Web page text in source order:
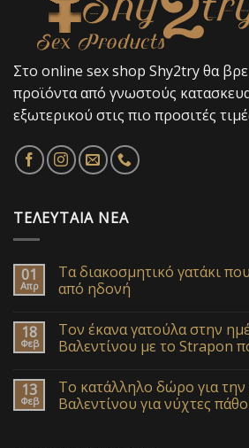
Στο online sex shop Shy2try θα
προϊόντα από γνωστούς
εξωτερικού στις πιο προσιτές
ΤΕΛΕΥΤΑΊΑ ΝΈΑ
01
Απρ
Τα διακοσμητικό γατάκι
από ηδονή
18
Φεβ
Τον έκανα γατούλα στην
Βαλεντίνου με το Strapon
13
Φεβ
Το κατάλληλο δώρο για
Βαλεντίνου για νύχτες